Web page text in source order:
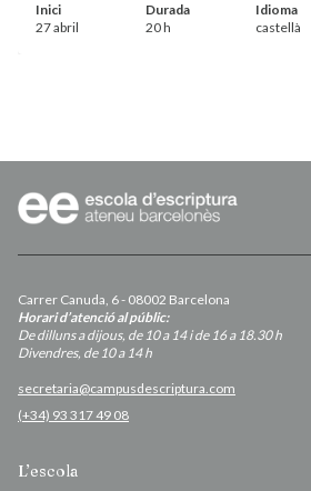
Inici
27 abril
Durada
20 h
Idioma
castellà
Carrer Canuda, 6 - 08002 Barcelona
Horari d’atenció al públic:
De dilluns a dijous, de 10 a 14 i de 16 a 18.30 h
Divendres, de 10 a 14 h
secretaria@campusdescriptura.com
(+34) 93 317 49 08
L’escola